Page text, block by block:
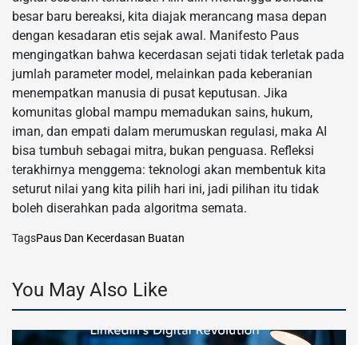
besar baru bereaksi, kita diajak merancang masa depan
dengan kesadaran etis sejak awal. Manifesto Paus
mengingatkan bahwa kecerdasan sejati tidak terletak pada
jumlah parameter model, melainkan pada keberanian
menempatkan manusia di pusat keputusan. Jika
komunitas global mampu memadukan sains, hukum,
iman, dan empati dalam merumuskan regulasi, maka AI
bisa tumbuh sebagai mitra, bukan penguasa. Refleksi
terakhirnya menggema: teknologi akan membentuk kita
seturut nilai yang kita pilih hari ini, jadi pilihan itu tidak
boleh diserahkan pada algoritma semata.
TagsPaus Dan Kecerdasan Buatan
You May Also Like